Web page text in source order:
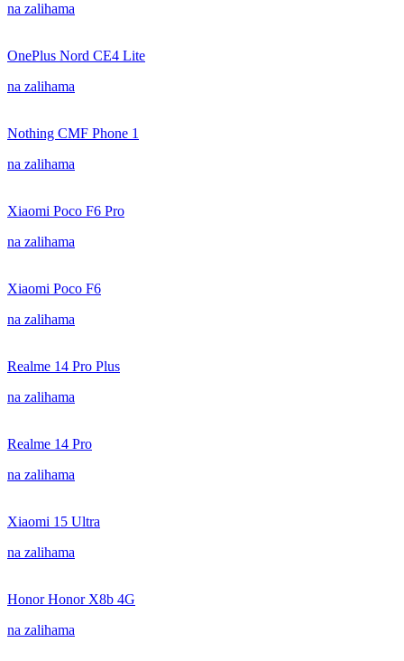
na zalihama
OnePlus Nord CE4 Lite
na zalihama
Nothing CMF Phone 1
na zalihama
Xiaomi Poco F6 Pro
na zalihama
Xiaomi Poco F6
na zalihama
Realme 14 Pro Plus
na zalihama
Realme 14 Pro
na zalihama
Xiaomi 15 Ultra
na zalihama
Honor Honor X8b 4G
na zalihama